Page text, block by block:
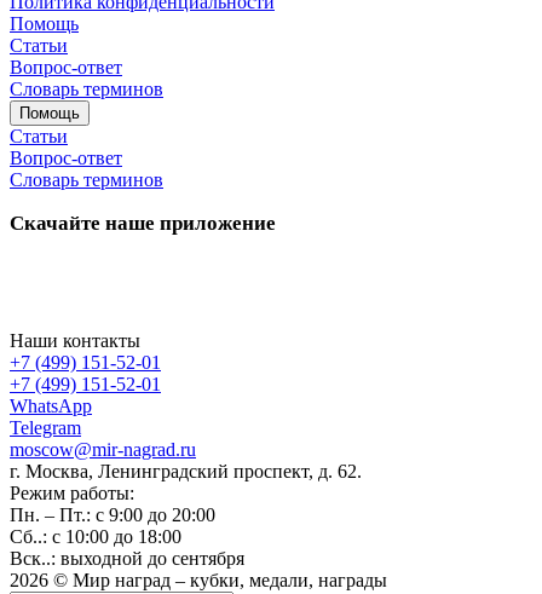
Помощь
Статьи
Вопрос-ответ
Словарь терминов
Помощь
Статьи
Вопрос-ответ
Словарь терминов
Скачайте наше приложение
Наши контакты
+7 (499) 151-52-01
+7 (499) 151-52-01
WhatsApp
Telegram
moscow@mir-nagrad.ru
г. Москва, Ленинградский проспект, д. 62.
Режим работы:
Пн. – Пт.: с 9:00 до 20:00
Сб..: с 10:00 до 18:00
Вск..: выходной до сентября
2026 © Мир наград – кубки, медали, награды